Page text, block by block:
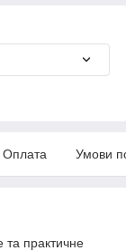
Оплата Умови
та практичне